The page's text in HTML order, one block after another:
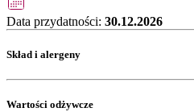
Data przydatności: 30.12.2026
Skład i alergeny
Wartości odżywcze